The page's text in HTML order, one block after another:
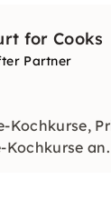
for Cooks
Partner
Kochkurse,
Kochkurse an.